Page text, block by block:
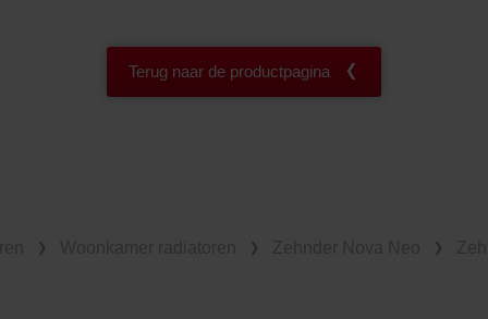
Terug naar de productpagina